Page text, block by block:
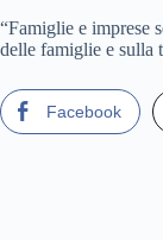
“Famiglie e imprese
delle famiglie e sulla
Facebook